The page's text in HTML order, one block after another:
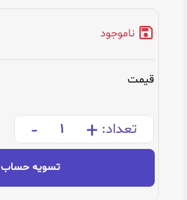
ناموجود
قیمت
تعداد: +
-
تسویه حساب